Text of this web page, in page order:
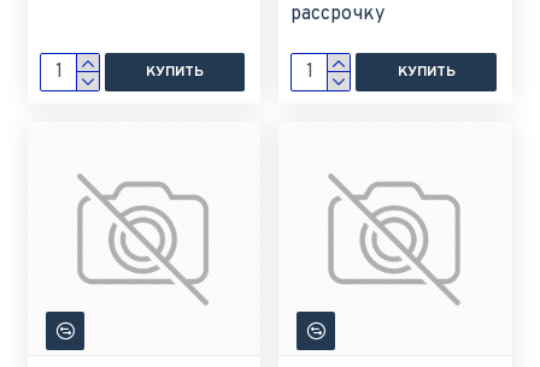
КУПИТЬ
рассрочку
КУПИТЬ